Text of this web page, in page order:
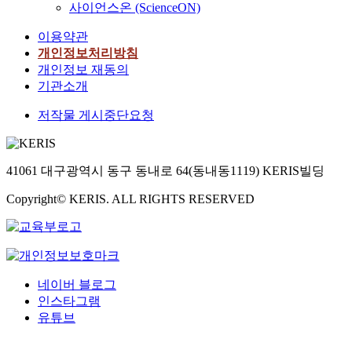
사이언스온 (ScienceON)
이용약관
개인정보처리방침
개인정보 재동의
기관소개
저작물 게시중단요청
41061 대구광역시 동구 동내로 64(동내동1119) KERIS빌딩
Copyright© KERIS. ALL RIGHTS RESERVED
네이버 블로그
인스타그램
유튜브